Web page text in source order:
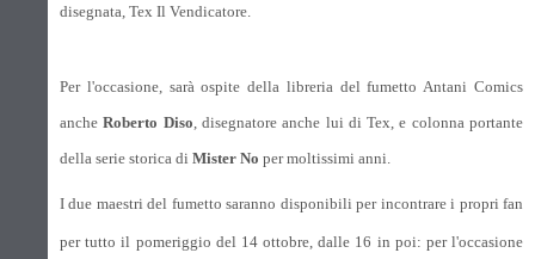
disegnata, Tex Il Vendicatore.
Per l'occasione, sarà ospite della libreria del fumetto Antani Comics
ancheRoberto Diso , disegnatore anche lui di Tex, e colonna portante
della serie storica di Mister No per moltissimi anni.
I due maestri del fumetto saranno disponibili per incontrare i propri fan
per tutto il pomeriggio del 14 ottobre, dalle 16 in poi: per l'occasione